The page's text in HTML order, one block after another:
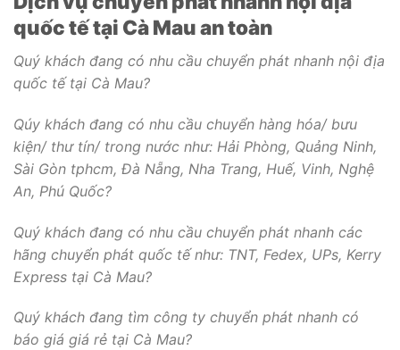
quốc tế tại Cà Mau an toàn
Quý khách đang có nhu cầu chuyển phát nhanh nội địa
quốc tế tại Cà Mau?
Qúy khách đang có nhu cầu chuyển hàng hóa/ bưu
kiện/ thư tín/ trong nước như: Hải Phòng, Quảng Ninh,
Sài Gòn tphcm, Đà Nẵng, Nha Trang, Huế, Vinh, Nghệ
An, Phú Quốc?
Quý khách đang có nhu cầu chuyển phát nhanh các
hãng chuyển phát quốc tế như: TNT, Fedex, UPs, Kerry
Express tại Cà Mau?
Quý khách đang tìm công ty chuyển phát nhanh có
báo giá giá rẻ tại Cà Mau?